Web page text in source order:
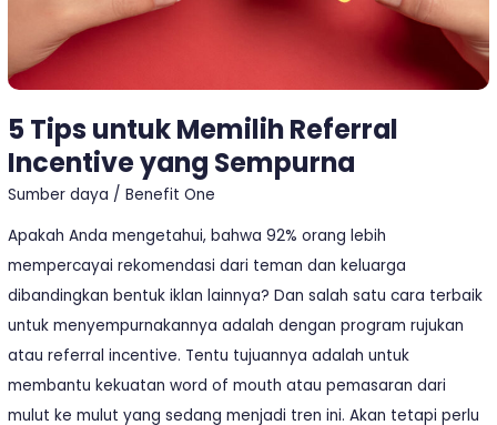
5 Tips untuk Memilih Referral
Incentive yang Sempurna
Sumber daya /Benefit One
Apakah Anda mengetahui, bahwa 92% orang lebih
mempercayai rekomendasi dari teman dan keluarga
dibandingkan bentuk iklan lainnya? Dan salah satu cara terbaik
untuk menyempurnakannya adalah dengan program rujukan
atau referral incentive. Tentu tujuannya adalah untuk
membantu kekuatan word of mouth atau pemasaran dari
mulut ke mulut yang sedang menjadi tren ini. Akan tetapi perlu